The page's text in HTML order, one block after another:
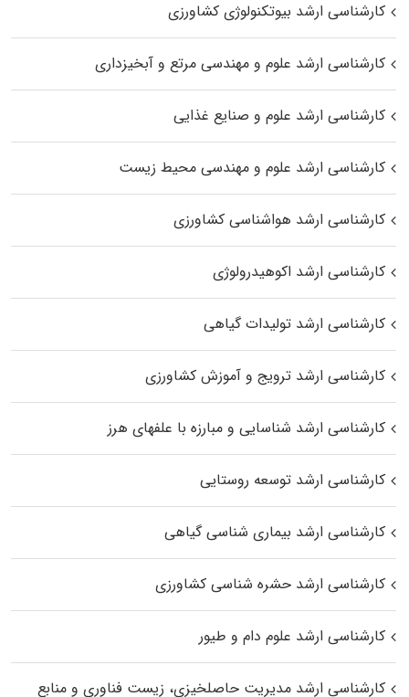
کارشناسی ارشد بیوتکنولوژی کشاورزی
کارشناسی ارشد علوم و مهندسی مرتع و آبخیزداری
کارشناسی ارشد علوم و صنایع غذایی
کارشناسی ارشد علوم و مهندسی محیط زیست
کارشناسی ارشد هواشناسی کشاورزی
کارشناسی ارشد اکوهیدرولوژی
کارشناسی ارشد تولیدات گیاهی
کارشناسی ارشد ترویج و آموزش کشاورزی
کارشناسی ارشد شناسایی و مبارزه با علفهای هرز
کارشناسی ارشد توسعه روستایی
کارشناسی ارشد بیماری‌ شناسی گیاهی
کارشناسی ارشد حشره‌ شناسی کشاورزی
کارشناسی ارشد علوم دام و طیور
کارشناسی ارشد مدیریت حاصلخیزی، زیست فناوری و منابع